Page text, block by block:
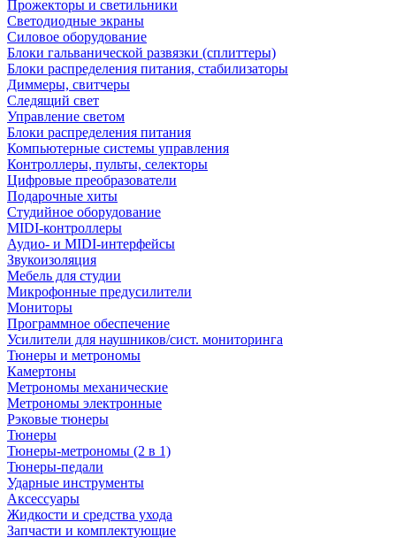
Прожекторы и светильники
Светодиодные экраны
Силовое оборудование
Блоки гальванической развязки (сплиттеры)
Блоки распределения питания, стабилизаторы
Диммеры, свитчеры
Следящий свет
Управление светом
Блоки распределения питания
Компьютерные системы управления
Контроллеры, пульты, селекторы
Цифровые преобразователи
Подарочные хиты
Студийное оборудование
MIDI-контроллеры
Аудио- и MIDI-интерфейсы
Звукоизоляция
Мебель для студии
Микрофонные предусилители
Мониторы
Программное обеспечение
Усилители для наушников/сист. мониторинга
Тюнеры и метрономы
Камертоны
Метрономы механические
Метрономы электронные
Рэковые тюнеры
Тюнеры
Тюнеры-метрономы (2 в 1)
Тюнеры-педали
Ударные инструменты
Аксессуары
Жидкости и средства ухода
Запчасти и комплектующие